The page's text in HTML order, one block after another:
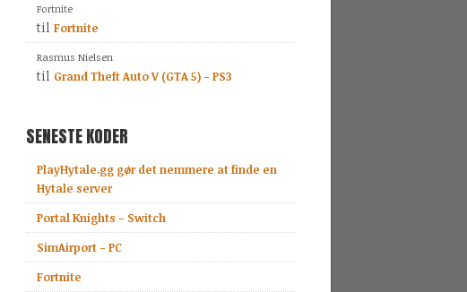
Fortnite
til Fortnite
Rasmus Nielsen
til Grand Theft Auto V (GTA 5) - PS3
SENESTE KODER
PlayHytale.gg gør det nemmere at finde en
Hytale server
Portal Knights - Switch
SimAirport - PC
Fortnite